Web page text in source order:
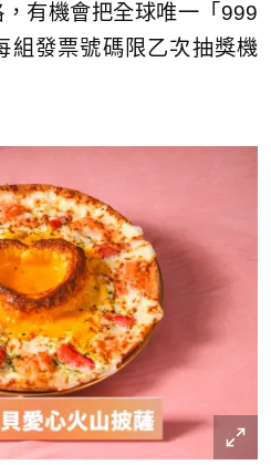
有機會把全球唯一「999
組發票號碼限乙次抽獎機